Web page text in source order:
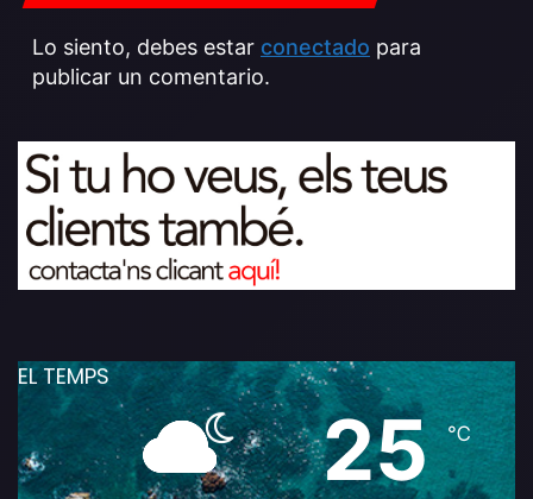
Lo siento, debes estar conectado para
publicar un comentario.
EL TEMPS
25℃